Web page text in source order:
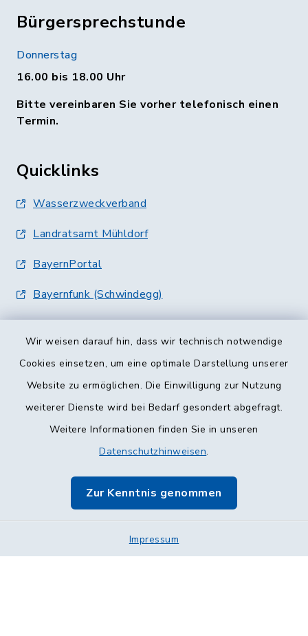
Wir weisen darauf hin, dass wir technisch notwendige
Cookies einsetzen, um eine optimale Darstellung unserer
Website zu ermöglichen. Die Einwilligung zur Nutzung
weiterer Dienste wird bei Bedarf gesondert abgefragt.
Weitere Informationen finden Sie in unseren
Datenschutzhinweisen.
Zur Kenntnis genommen
Impressum
Bürgersprechstunde
Donnerstag
16.00 bis 18.00 Uhr
Bitte vereinbaren Sie vorher telefonisch einen
Termin.
Quicklinks
Wasserzweckverband
Landratsamt Mühldorf
BayernPortal
Bayernfunk (Schwindegg)
Barrierefreiheit
Impressum
Sitemap